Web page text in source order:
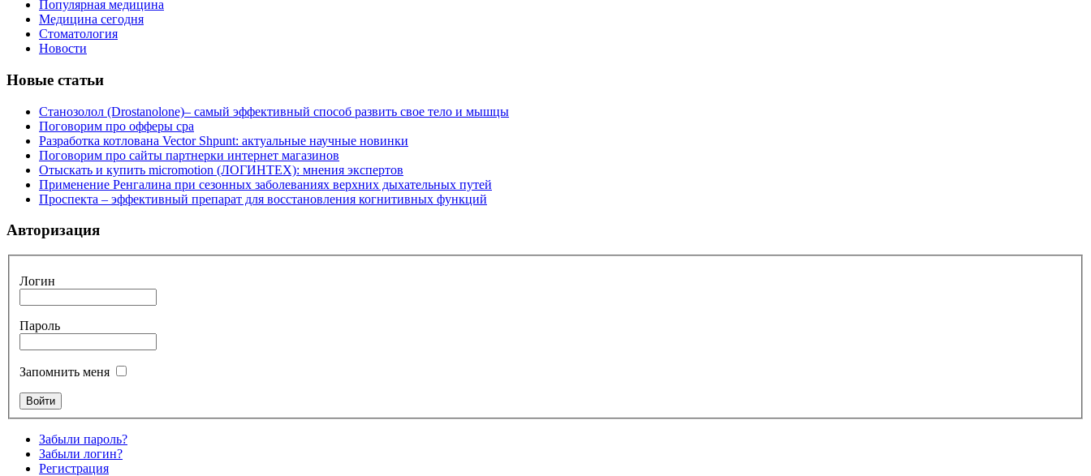
Популярная медицина
Медицина сегодня
Стоматология
Новости
Новые статьи
Станозолол (Drostanolone)– самый эффективный способ развить свое тело и мышцы
Поговорим про офферы cpa
Разработка котлована Vector Shpunt: актуальные научные новинки
Поговорим про сайты партнерки интернет магазинов
Отыскать и купить micromotion (ЛОГИНТЕХ): мнения экспертов
Применение Ренгалина при сезонных заболеваниях верхних дыхательных путей
Проспекта – эффективный препарат для восстановления когнитивных функций
Авторизация
Логин
Пароль
Запомнить меня
Забыли пароль?
Забыли логин?
Регистрация